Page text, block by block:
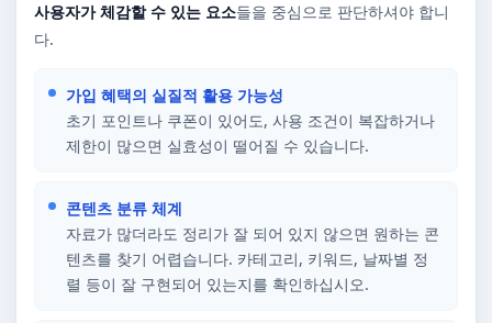
사용자가 체감할 수 있는 요소들을 중심으로 판단하셔야 합니
다.
가입 혜택의 실질적 활용 가능성
초기 포인트나 쿠폰이 있어도, 사용 조건이 복잡하거나
제한이 많으면 실효성이 떨어질 수 있습니다.
콘텐츠 분류 체계
자료가 많더라도 정리가 잘 되어 있지 않으면 원하는 콘
텐츠를 찾기 어렵습니다. 카테고리, 키워드, 날짜별 정
렬 등이 잘 구현되어 있는지를 확인하십시오.